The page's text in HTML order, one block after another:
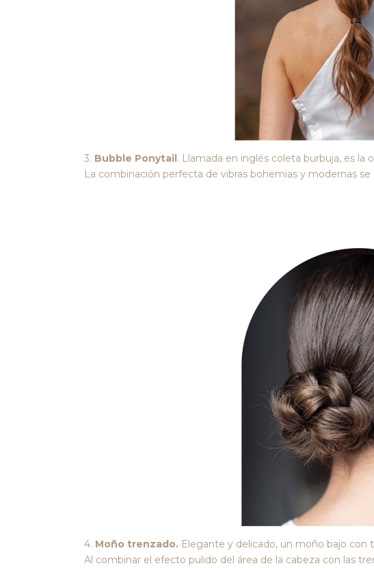
3. Bubble Ponytail. Llamada en inglés coleta burbuja, es la
La combinación perfecta de vibras bohemias y modernas
4. Moño trenzado. Elegante y delicado, un moño bajo con
Al combinar el efecto pulido del área de la cabeza con las